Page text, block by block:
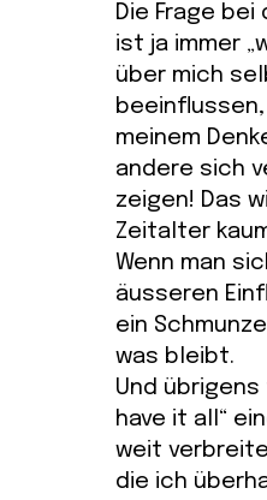
Die Frage
ist ja immer
über mich
meinem
andere sich
zeigen! Das
Zeitalter
Wenn man
äusseren
ein
was bleibt.
Und übrigens
have it all“
weit
die ich